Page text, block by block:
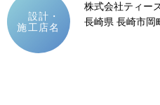
設計・
施工店名
株式会社ティー
長崎県 長崎市岡